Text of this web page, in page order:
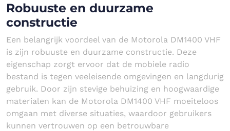
Robuuste en duurzame
constructie
Een belangrijk voordeel van de Motorola DM1400 VHF
is zijn robuuste en duurzame constructie. Deze
eigenschap zorgt ervoor dat de mobiele radio
bestand is tegen veeleisende omgevingen en langdurig
gebruik. Door zijn stevige behuizing en hoogwaardige
materialen kan de Motorola DM1400 VHF moeiteloos
omgaan met diverse situaties, waardoor gebruikers
kunnen vertrouwen op een betrouwbare